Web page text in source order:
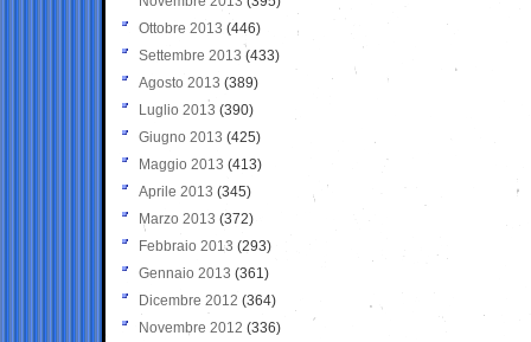
Ottobre 2013 (446)
Settembre 2013 (433)
Agosto 2013 (389)
Luglio 2013 (390)
Giugno 2013 (425)
Maggio 2013 (413)
Aprile 2013 (345)
Marzo 2013 (372)
Febbraio 2013 (293)
Gennaio 2013 (361)
Dicembre 2012 (364)
Novembre 2012 (336)